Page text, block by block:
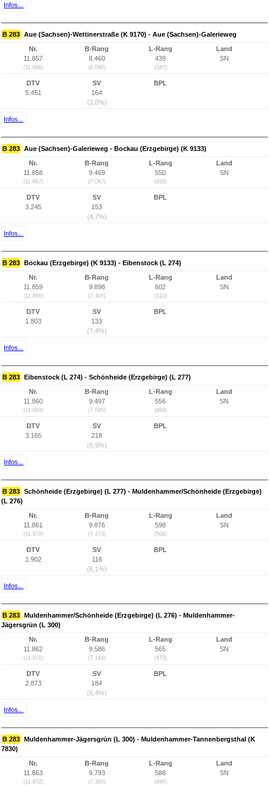
Infos...
B 283 Aue (Sachsen)-Wettinerstraße (K 9170) - Aue (Sachsen)-Galerieweg
Nr.
11.857
(11.866)
B-Rang
8.460
(6.060)
L-Rang
439
(347)
Land
SN
DTV
5.451
SV
164
(3,0%)
BPL
Infos...
B 283 Aue (Sachsen)-Galerieweg - Bockau (Erzgebirge) (K 9133)
Nr.
11.858
(11.867)
B-Rang
9.469
(7.067)
L-Rang
550
(458)
Land
SN
DTV
3.245
SV
153
(4,7%)
BPL
Infos...
B 283 Bockau (Erzgebirge) (K 9133) - Eibenstock (L 274)
Nr.
11.859
(11.868)
B-Rang
9.898
(7.495)
L-Rang
602
(510)
Land
SN
DTV
1.803
SV
133
(7,4%)
BPL
Infos...
B 283 Eibenstock (L 274) - Schönheide (Erzgebirge) (L 277)
Nr.
11.860
(11.869)
B-Rang
9.497
(7.095)
L-Rang
556
(464)
Land
SN
DTV
3.165
SV
218
(6,9%)
BPL
Infos...
B 283 Schönheide (Erzgebirge) (L 277) - Muldenhammer/Schönheide (Erzgebirge)
(L 276)
Nr.
11.861
(11.870)
B-Rang
9.876
(7.473)
L-Rang
598
(506)
Land
SN
DTV
1.902
SV
116
(6,1%)
BPL
Infos...
B 283 Muldenhammer/Schönheide (Erzgebirge) (L 276) - Muldenhammer-
Jägersgrün (L 300)
Nr.
11.862
(11.871)
B-Rang
9.586
(7.184)
L-Rang
565
(473)
Land
SN
DTV
2.873
SV
184
(6,4%)
BPL
Infos...
B 283 Muldenhammer-Jägersgrün (L 300) - Muldenhammer-Tannenbergsthal (K
7830)
Nr.
11.863
(11.872)
B-Rang
9.793
(7.390)
L-Rang
588
(496)
Land
SN